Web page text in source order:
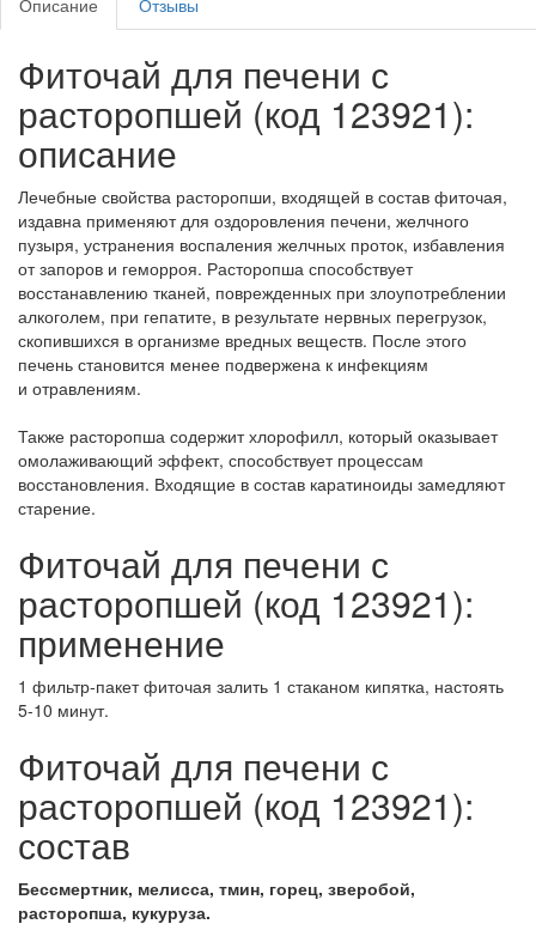
Фиточай для печени с
расторопшей (код 123921):
описание
Лечебные свойства расторопши, входящей в состав фиточая,
издавна применяют для оздоровления печени, желчного
пузыря, устранения воспаления желчных проток, избавления
от запоров и геморроя. Расторопша способствует
восстанавлению тканей, поврежденных при злоупотреблении
алкоголем, при гепатите, в результате нервных перегрузок,
скопившихся в организме вредных веществ. После этого
печень становится менее подвержена к инфекциям
и отравлениям.
Также расторопша содержит хлорофилл, который оказывает
омолаживающий эффект, способствует процессам
восстановления. Входящие в состав каратиноиды замедляют
старение.
Фиточай для печени с
расторопшей (код 123921):
применение
1 фильтр-пакет фиточая залить 1 стаканом кипятка, настоять
5-10 минут.
Фиточай для печени с
расторопшей (код 123921):
состав
Бессмертник, мелисса, тмин, горец, зверобой,
расторопша, кукуруза.